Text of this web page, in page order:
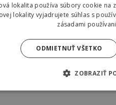
lokalita používa súbory cookie na
lokality vyjadrujete súhlas s
zásadami
ODMIETNUŤ VŠETKO
ZOBRAZIŤ